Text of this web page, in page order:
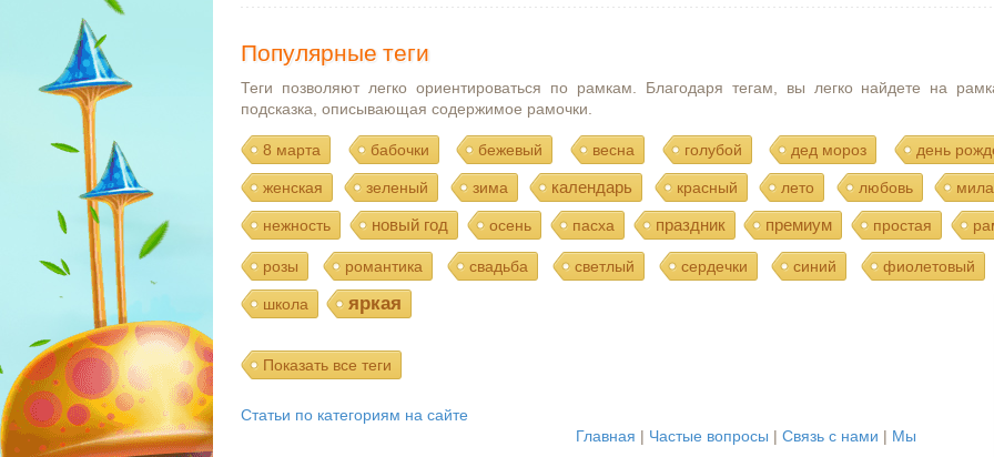
Популярные теги
Теги позволяют легко ориентироваться по рамкам. Благодаря тегам, вы легко найдете на
подсказка, описывающая содержимое рамочки.
8 марта бабочки бежевый весна голубой дед мороз день
женская зеленый зима календарь красный лето любовь
нежность новый год осень пасха праздник премиум простая
розы романтика свадьба светлый сердечки синий фиолетовый
школа яркая
Показать все теги
Статьи по категориям на сайте
Главная | Частые вопросы | Связь с нами | Мы